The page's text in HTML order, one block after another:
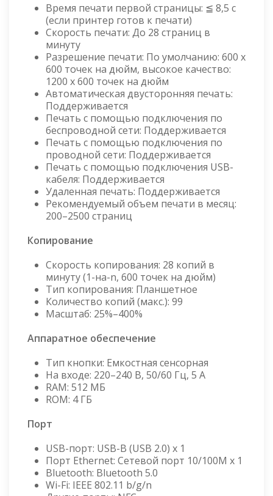
Время печати первой страницы: ≦ 8,5 с
(если принтер готов к печати)
Скорость печати: До 28 страниц в
минуту
Разрешение печати: По умолчанию: 600 x
600 точек на дюйм, высокое качество:
1200 x 600 точек на дюйм
Автоматическая двусторонняя печать:
Поддерживается
Печать с помощью подключения по
беспроводной сети: Поддерживается
Печать с помощью подключения по
проводной сети: Поддерживается
Печать с помощью подключения USB-
кабеля: Поддерживается
Удаленная печать: Поддерживается
Рекомендуемый объем печати в месяц:
200–2500 страниц
Копирование
Скорость копирования: 28 копий в
минуту (1-на-n, 600 точек на дюйм)
Тип копирования: Планшетное
Количество копий (макс.): 99
Масштаб: 25%–400%
Аппаратное обеспечение
Тип кнопки: Емкостная сенсорная
На входе: 220–240 В, 50/60 Гц, 5 A
RAM: 512 МБ
ROM: 4 ГБ
Порт
USB-порт: USB-B (USB 2.0) x 1
Порт Ethernet: Сетевой порт 10/100M х 1
Bluetooth: Bluetooth 5.0
Wi-Fi: IEEE 802.11 b/g/n